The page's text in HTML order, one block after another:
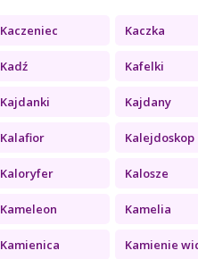
Kaczeniec Kaczka
Kadź Kafelki
Kajdanki Kajdany
Kalafior Kalejdoskop
Kaloryfer Kalosze
Kameleon Kamelia
Kamienica Kamienie